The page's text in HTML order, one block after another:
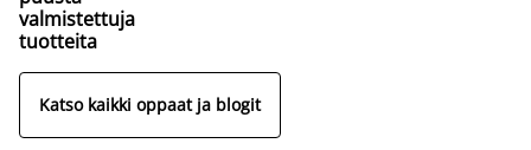
valmistettuja
tuotteita
Katso kaikki oppaat ja blogit